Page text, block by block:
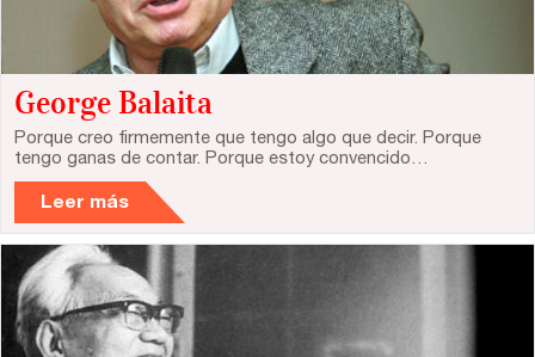
Asesoría y Corrección
Tutorías
Directorios
Contacto
Escríbenos
Guía Rápida
George Balaita
Porque creo firmemente que tengo algo que decir. Porque
tengo ganas de contar. Porque estoy convencido…
Leer más